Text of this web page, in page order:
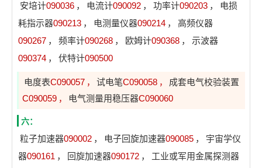
安培计090036 ， 电流计090092 ， 功率计090203 ，
电损
耗指示器090213 ， 电测量仪器090214 ，
高频仪器
090267 ， 频率计090268 ， 欧姆计090368 ，
示波器
090374 ， 伏特计090500
电度表C090057 ， 试电笔C090058 ，
成套电气校验装置
C090059 ， 电气测量用稳压器C090060
六：
粒子加速器090002 ， 电子回旋加速器090085 ，
宇宙学仪
器090161 ， 回旋加速器090172 ，
工业或军用金属探测器